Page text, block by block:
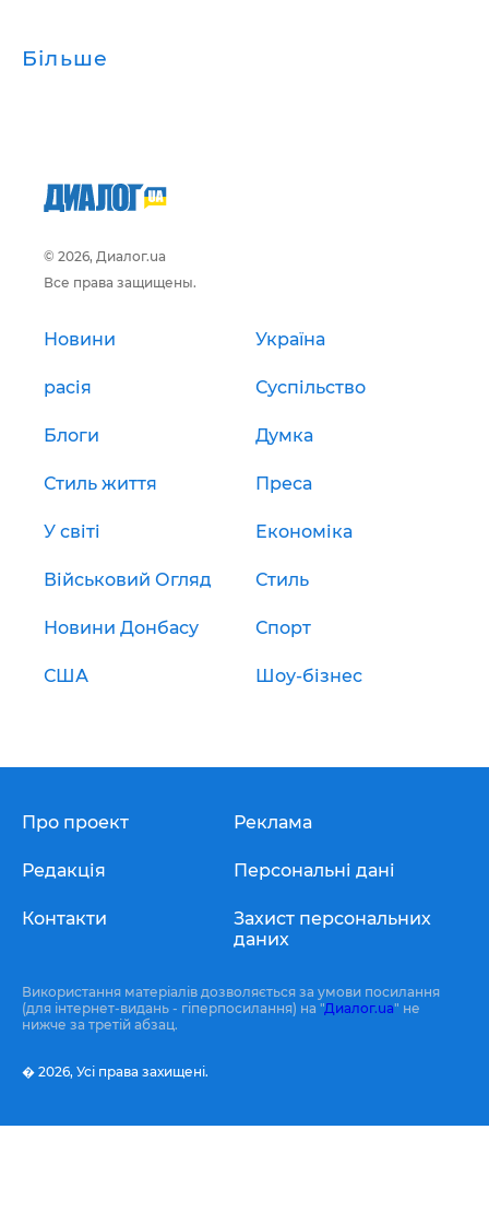
Більше
© 2026, Диалог.ua
Все права защищены.
Новини Україна
расія Суспільство
Блоги Думка
Стиль життя Преса
У світі Економіка
Військовий Огляд Стиль
Новини Донбасу Спорт
США Шоу-бізнес
Про проект
Редакція
Контакти
Реклама
Персональні дані
Захист персональних
даних
Використання матеріалів дозволяється за умови посилання
(для інтернет-видань - гіперпосилання) на "Диалог.ua" не
нижче за третій абзац.
� 2026, Усі права захищені.